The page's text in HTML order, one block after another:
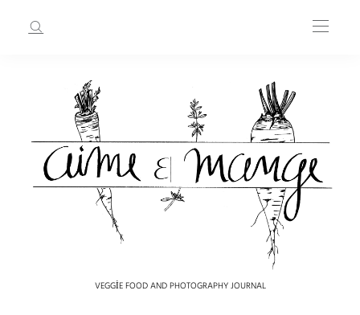
VEGGIE FOOD AND PHOTOGRAPHY JOURNAL